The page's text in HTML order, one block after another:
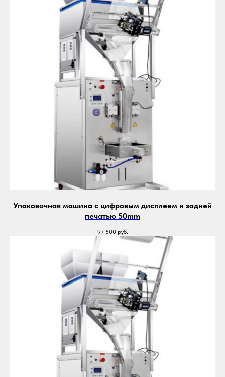
Упаковочная машина с цифровым дисплеем и задней
печатью 50mm
97 500 руб.